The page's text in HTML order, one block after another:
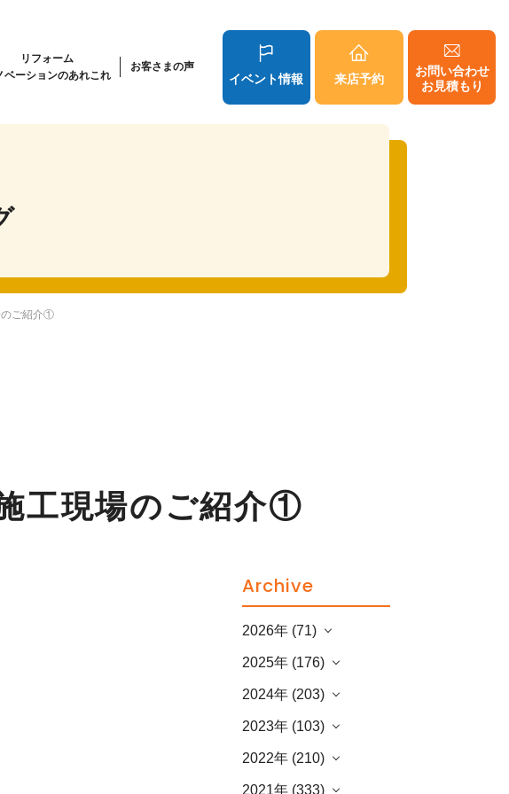
リフォーム
ベーションのあれこれ
お客さまの声
イベント情報 来店予約
お問い合わせ
お見積もり
のご紹介①
工現場のご紹介①
Archive
2026年 (71)
2025年 (176)
2024年 (203)
2023年 (103)
2022年 (210)
2021年 (333)